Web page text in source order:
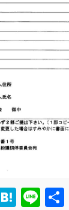
Facebook
Hatena
Line